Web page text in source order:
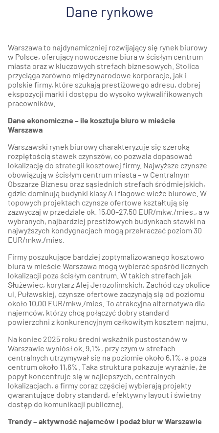
Dane rynkowe
Warszawa to najdynamiczniej rozwijający się rynek biurowy
w Polsce, oferujący nowoczesne biura w ścisłym centrum
miasta oraz w kluczowych strefach biznesowych. Stolica
przyciąga zarówno międzynarodowe korporacje, jak i
polskie firmy, które szukają prestiżowego adresu, dobrej
ekspozycji marki i dostępu do wysoko wykwalifikowanych
pracowników.
Dane ekonomiczne – ile kosztuje biuro w mieście
Warszawa
Warszawski rynek biurowy charakteryzuje się szeroką
rozpiętością stawek czynszów, co pozwala dopasować
lokalizację do strategii kosztowej firmy. Najwyższe czynsze
obowiązują w ścisłym centrum miasta – w Centralnym
Obszarze Biznesu oraz sąsiednich strefach śródmiejskich,
gdzie dominują budynki klasy A i flagowe wieże biurowe. W
topowych projektach czynsze ofertowe kształtują się
zazwyczaj w przedziale ok. 15,00–27,50 EUR/mkw./mies., a w
wybranych, najbardziej prestiżowych budynkach stawki na
najwyższych kondygnacjach mogą przekraczać poziom 30
EUR/mkw./mies.
Firmy poszukujące bardziej zoptymalizowanego kosztowo
biura w mieście Warszawa mogą wybierać spośród licznych
lokalizacji poza ścisłym centrum. W takich strefach jak
Służewiec, korytarz Alej Jerozolimskich, Zachód czy okolice
ul. Puławskiej, czynsze ofertowe zaczynają się od poziomu
około 10,00 EUR/mkw./mies. To atrakcyjna alternatywa dla
najemców, którzy chcą połączyć dobry standard
powierzchni z konkurencyjnym całkowitym kosztem najmu.
Na koniec 2025 roku średni wskaźnik pustostanów w
Warszawie wyniósł ok. 9,1%, przy czym w strefach
centralnych utrzymywał się na poziomie około 6,1%, a poza
centrum około 11,6%. Taka struktura pokazuje wyraźnie, że
popyt koncentruje się w najlepszych, centralnych
lokalizacjach, a firmy coraz częściej wybierają projekty
gwarantujące dobry standard, efektywny layout i świetny
dostęp do komunikacji publicznej.
Trendy – aktywność najemców i podaż biur w Warszawie